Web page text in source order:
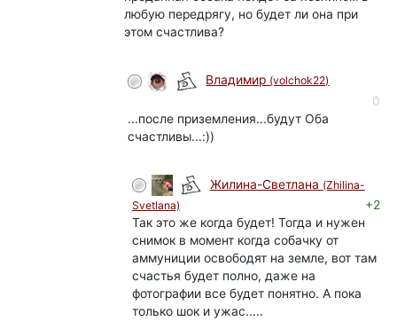
любую передрягу, но будет ли она при
этом счастлива?
Владимир (volchok22)
0
...после приземления...будут Оба
счастливы...:))
Жилина-Светлана (Zhilina-
Svetlana)
+2
Так это же когда будет! Тогда и нужен
снимок в момент когда собачку от
аммуниции освободят на земле, вот там
счастья будет полно, даже на
фотографии все будет понятно. А пока
только шок и ужас.....